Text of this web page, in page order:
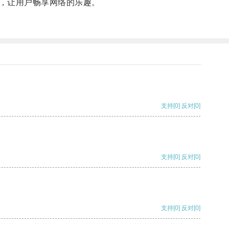
用户畅享网络的乐趣。
支持[0] 反对[0]
支持[0] 反对[0]
支持[0] 反对[0]